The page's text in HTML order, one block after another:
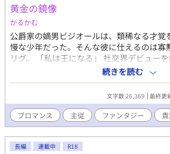
黄金の鏡像
かるかむ
公爵家の嫡男ビジオールは、類稀なる才覚
慢な少年だった。そんな彼に仕えるのは寡
リグ。 「私は王になる」 社交界デビュー
はジークトリグにそう告げた。 現王家への
ラット、行き場を失った元傭兵たち……各
に引き入れながら、ビジオールは密やか
王宮に影を落とすその計画は、やがてビジ
影を突きつけていく。 ※直接的な描写はあ
害・暴力に関する表現を含みます。 ※BL
寄りです
続きを読む
文字数 26,369 最終更
ブロマンス 主従 ファンタジー
長編 連載中 R18